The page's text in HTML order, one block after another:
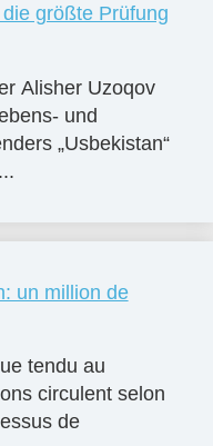
größte Prüfung
Alisher Uzoqov
und
„Usbekistan“
un million de
tendu au
circulent selon
de